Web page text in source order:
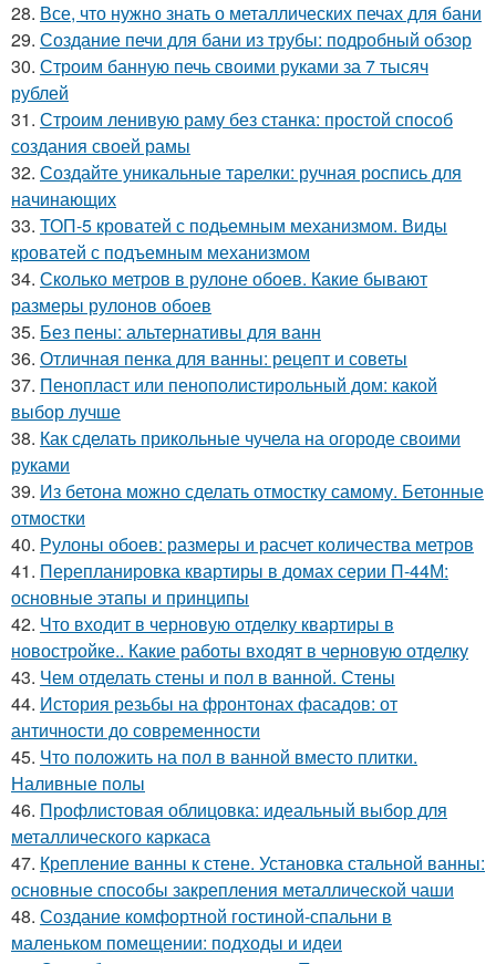
28. Все, что нужно знать о металлических печах для бани
29. Создание печи для бани из трубы: подробный обзор
30. Строим банную печь своими руками за 7 тысяч
рублей
31. Строим ленивую раму без станка: простой способ
создания своей рамы
32. Создайте уникальные тарелки: ручная роспись для
начинающих
33. ТОП-5 кроватей с подьемным механизмом. Виды
кроватей с подъемным механизмом
34. Сколько метров в рулоне обоев. Какие бывают
размеры рулонов обоев
35. Без пены: альтернативы для ванн
36. Отличная пенка для ванны: рецепт и советы
37. Пенопласт или пенополистирольный дом: какой
выбор лучше
38. Как сделать прикольные чучела на огороде своими
руками
39. Из бетона можно сделать отмостку самому. Бетонные
отмостки
40. Рулоны обоев: размеры и расчет количества метров
41. Перепланировка квартиры в домах серии П-44М:
основные этапы и принципы
42. Что входит в черновую отделку квартиры в
новостройке.. Какие работы входят в черновую отделку
43. Чем отделать стены и пол в ванной. Стены
44. История резьбы на фронтонах фасадов: от
античности до современности
45. Что положить на пол в ванной вместо плитки.
Наливные полы
46. Профлистовая облицовка: идеальный выбор для
металлического каркаса
47. Крепление ванны к стене. Установка стальной ванны:
основные способы закрепления металлической чаши
48. Создание комфортной гостиной-спальни в
маленьком помещении: подходы и идеи